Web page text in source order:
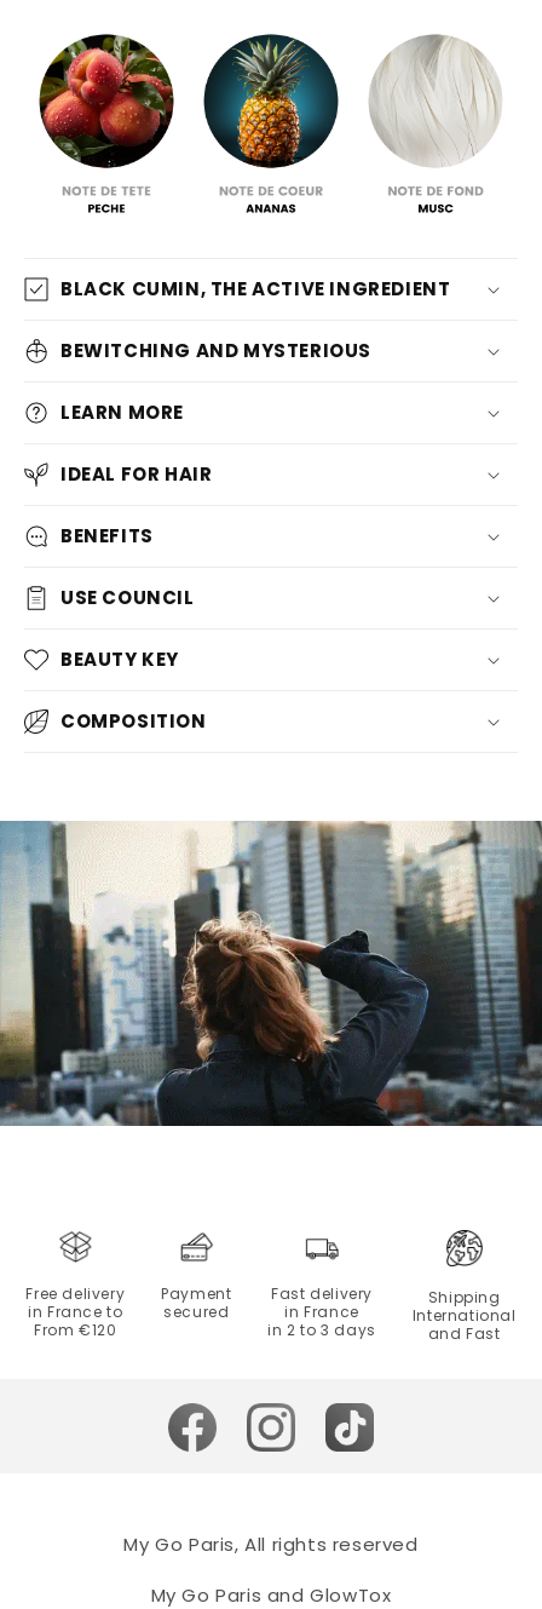
BLACK CUMIN, THE ACTIVE INGREDIENT
BEWITCHING AND MYSTERIOUS
LEARN MORE
IDEAL FOR HAIR
BENEFITS
USE COUNCIL
BEAUTY KEY
COMPOSITION
Free delivery
in France to
From €120
Payment
secured
Fast delivery
in France
in 2 to 3 days
Shipping
International
and Fast
My Go Paris, All rights reserved
My Go Paris and GlowTox